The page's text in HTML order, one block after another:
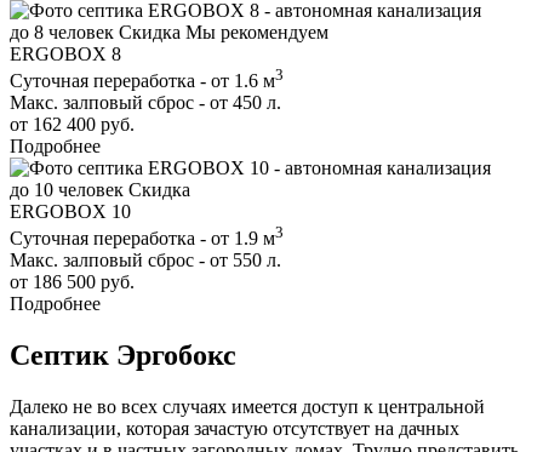
до 8 человек Скидка Мы рекомендуем
ERGOBOX 8
Суточная переработка - от 1.6 м3
Макс. залповый сброс - от 450 л.
от 162 400 руб.
Подробнее
до 10 человек Скидка
ERGOBOX 10
Суточная переработка - от 1.9 м3
Макс. залповый сброс - от 550 л.
от 186 500 руб.
Подробнее
Септик Эргобокс
Далеко не во всех случаях имеется доступ к центральной
канализации, которая зачастую отсутствует на дачных